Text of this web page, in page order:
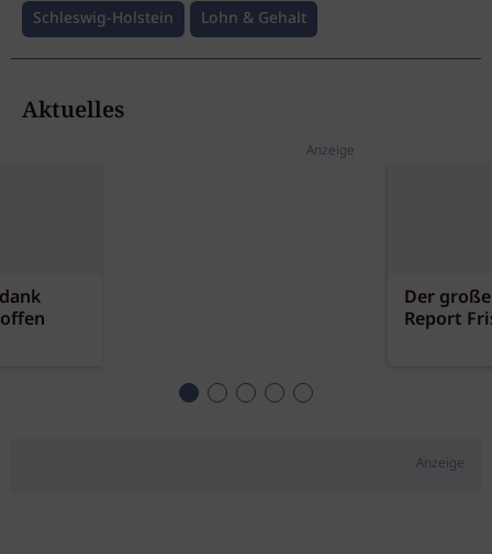
Schleswig-Holstein
Lohn & Gehalt
Aktuelles
Anzeige
Der
Report
Anzeige